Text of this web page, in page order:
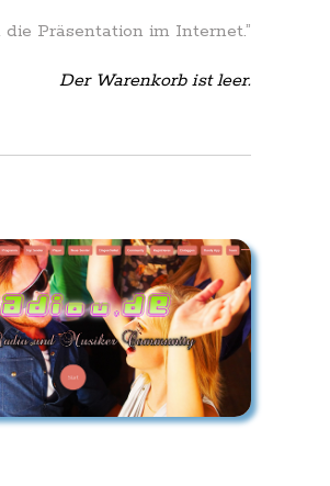
Präsentation im Internet.”
Der Warenkorb ist leer.